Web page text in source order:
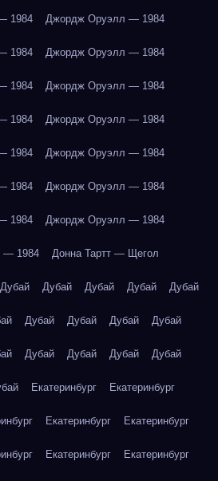
1984 Джордж Оруэлл — 1984
1984 Джордж Оруэлл — 1984
1984 Джордж Оруэлл — 1984
1984 Джордж Оруэлл — 1984
1984 Джордж Оруэлл — 1984
1984 Джордж Оруэлл — 1984
1984 Джордж Оруэлл — 1984
— 1984 Донна Тартт — Щегол
Дубай Дубай Дубай Дубай Дубай
Дубай Дубай Дубай Дубай
Дубай Дубай Дубай Дубай
Екатеринбург Екатеринбург
Екатеринбург Екатеринбург
Екатеринбург Екатеринбург